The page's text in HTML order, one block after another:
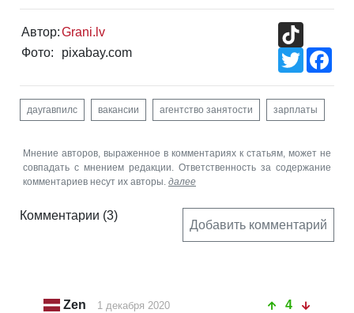
Автор:Grani.lv
Фото:
pixabay.com
Twitter
даугавпилс вакансии агентство занятости зарплаты
Мнение авторов, выраженное в комментариях к статьям, может не
совпадать с мнением редакции. Ответственность за содержание
комментариев несут их авторы. далее
Комментарии (3)
Добавить комментарий
Zen 1 декабря 2020 4